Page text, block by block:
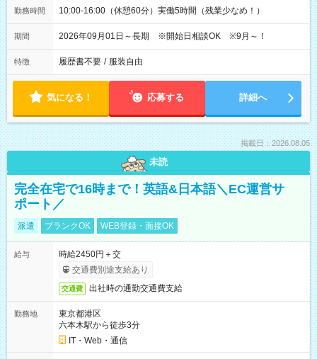
勤務時間 10:00-16:00（休憩60分）実働5時間（残業少なめ！）
期間 2026年09月01日～長期 ※開始日相談OK ※9月～！
特徴 履歴書不要 / 服装自由
気になる！ 応募する 詳細へ
掲載日：2026.08.05
未読
完全在宅で16時まで！英語&日本語＼EC運営サ
ポート／
派遣 ブランクOK WEB登録・面接OK
給与
時給2450円＋交
交通費別途支給あり
交通費 出社時の通勤交通費支給
勤務地
東京都港区
六本木駅から徒歩3分
IT・Web・通信